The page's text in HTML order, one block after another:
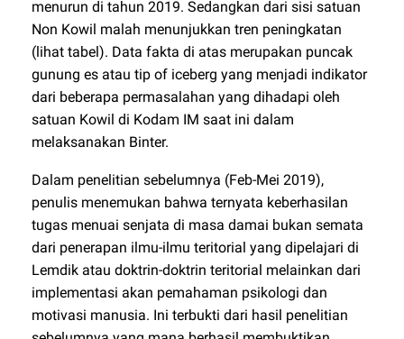
menurun di tahun 2019. Sedangkan dari sisi satuan
Non Kowil malah menunjukkan tren peningkatan
(lihat tabel). Data fakta di atas merupakan puncak
gunung es atau tip of iceberg yang menjadi indikator
dari beberapa permasalahan yang dihadapi oleh
satuan Kowil di Kodam IM saat ini dalam
melaksanakan Binter.
Dalam penelitian sebelumnya (Feb-Mei 2019),
penulis menemukan bahwa ternyata keberhasilan
tugas menuai senjata di masa damai bukan semata
dari penerapan ilmu-ilmu teritorial yang dipelajari di
Lemdik atau doktrin-doktrin teritorial melainkan dari
implementasi akan pemahaman psikologi dan
motivasi manusia. Ini terbukti dari hasil penelitian